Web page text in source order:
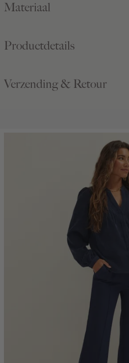
Materiaal
Productdetails
Verzending & Retour